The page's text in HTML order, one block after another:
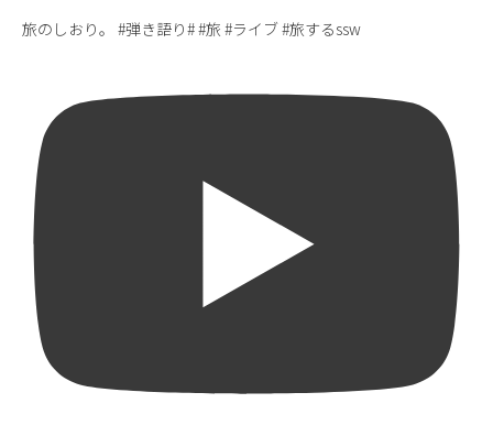
旅のしおり。 #弾き語り# #旅 #ライブ #旅するssw